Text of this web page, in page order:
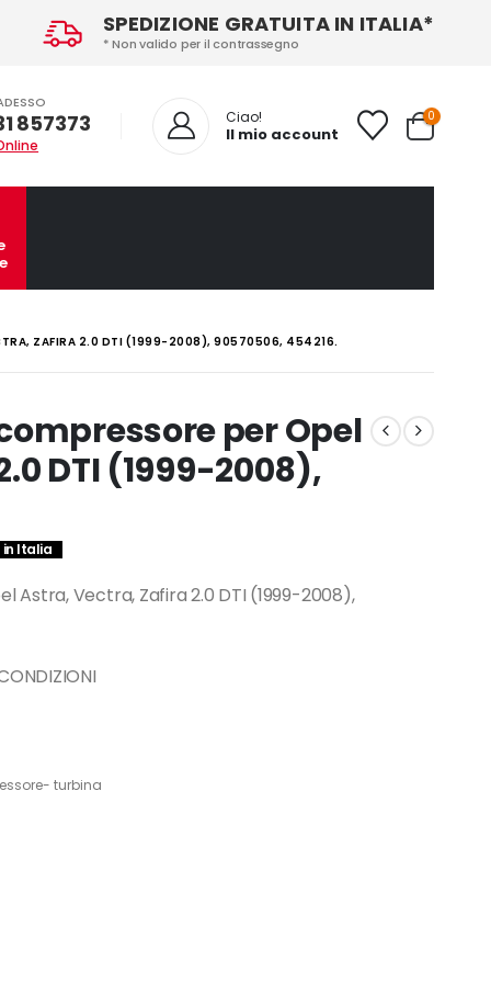
SPEDIZIONE GRATUITA IN ITALIA*
* Non valido per il contrassegno
857373 Ciao!
Il mio account
0
ZAFIRA 2.0 DTI (1999-2008), 90570506, 454216.
per Opel
DTI (1999-2008),
Italia
Vectra, Zafira 2.0 DTI (1999-2008),
turbina